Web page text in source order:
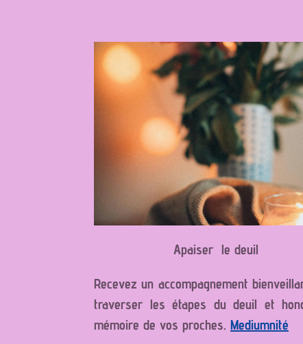
Apaiser le deuil
Recevez un accompagnement
traverser les étapes du deuil et
mémoire de vos proches. Mediumnité